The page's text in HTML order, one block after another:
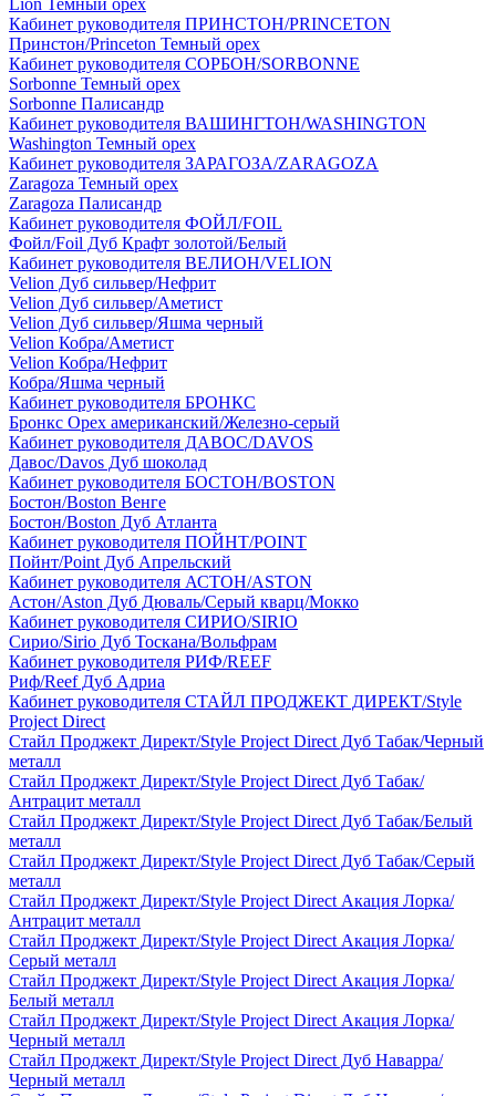
Lion Темный орех
Кабинет руководителя ПРИНСТОН/PRINCETON
Принстон/Princeton Темный орех
Кабинет руководителя СОРБОН/SORBONNE
Sorbonne Темный орех
Sorbonne Палисандр
Кабинет руководителя ВАШИНГТОН/WASHINGTON
Washington Темный орех
Кабинет руководителя ЗАРАГОЗА/ZARAGOZA
Zaragoza Темный орех
Zaragoza Палисандр
Кабинет руководителя ФОЙЛ/FOIL
Фойл/Foil Дуб Крафт золотой/Белый
Кабинет руководителя ВЕЛИОН/VELION
Velion Дуб сильвер/Нефрит
Velion Дуб сильвер/Аметист
Velion Дуб сильвер/Яшма черный
Velion Кобра/Аметист
Velion Кобра/Нефрит
Кобра/Яшма черный
Кабинет руководителя БРОНКС
Бронкс Орех американский/Железно-серый
Кабинет руководителя ДАВОС/DAVOS
Давос/Davos Дуб шоколад
Кабинет руководителя БОСТОН/BOSTON
Бостон/Boston Венге
Бостон/Boston Дуб Атланта
Кабинет руководителя ПОЙНТ/POINT
Пойнт/Point Дуб Апрельский
Кабинет руководителя АСТОН/ASTON
Астон/Aston Дуб Дюваль/Серый кварц/Мокко
Кабинет руководителя СИРИО/SIRIO
Сирио/Sirio Дуб Тоскана/Вольфрам
Кабинет руководителя РИФ/REEF
Риф/Reef Дуб Адриа
Кабинет руководителя СТАЙЛ ПРОДЖЕКТ ДИРЕКТ/Style
Project Direct
Стайл Проджект Директ/Style Project Direct Дуб Табак/Черный
металл
Стайл Проджект Директ/Style Project Direct Дуб Табак/
Антрацит металл
Стайл Проджект Директ/Style Project Direct Дуб Табак/Белый
металл
Стайл Проджект Директ/Style Project Direct Дуб Табак/Серый
металл
Стайл Проджект Директ/Style Project Direct Акация Лорка/
Антрацит металл
Стайл Проджект Директ/Style Project Direct Акация Лорка/
Серый металл
Стайл Проджект Директ/Style Project Direct Акация Лорка/
Белый металл
Стайл Проджект Директ/Style Project Direct Акация Лорка/
Черный металл
Стайл Проджект Директ/Style Project Direct Дуб Наварра/
Черный металл